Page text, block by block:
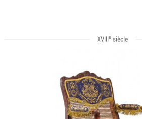
XVIIIe siècle